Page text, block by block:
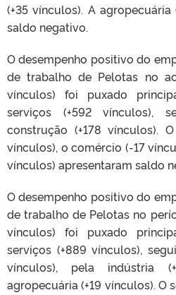
(+35 vínculos). A
saldo negativo.
O desempenho positivo do
de trabalho de Pelotas no
vínculos) foi puxado
serviços (+592 vínculos),
construção (+178 vínculos).
vínculos), o comércio (-17
vínculos) apresentaram saldo
O desempenho positivo do
de trabalho de Pelotas no
vínculos) foi puxado
serviços (+889 vínculos),
vínculos), pela indústria
agropecuária (+19 vínculos). O